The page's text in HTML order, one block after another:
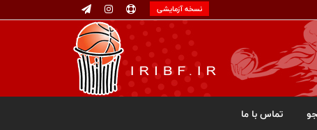
نسخه آزمایشی
تماس با ما